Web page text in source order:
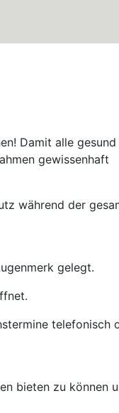
Damit alle
gewissenhaft
während der
gelegt.
telefonisch
bieten zu können